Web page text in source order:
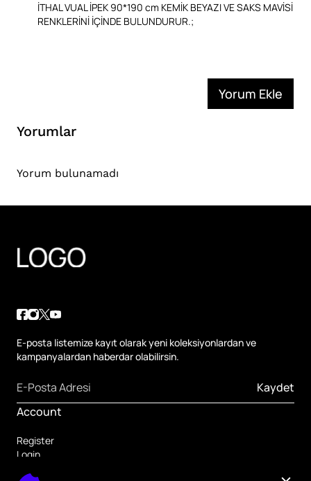
İTHAL VUAL İPEK 90*190 cm KEMİK BEYAZI VE SAKS MAVİSİ
RENKLERİNİ İÇİNDE BULUNDURUR.;
Yorum Ekle
Yorumlar
Yorum bulunamadı
E-posta listemize kayıt olarak yeni koleksiyonlardan ve
kampanyalardan haberdar olabilirsin.
Kaydet
Account
Register
Login